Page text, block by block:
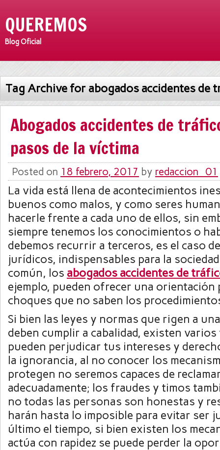
QUEREMOS
Blog Oficial
Tag Archive for abogados accidentes de
Abogados accidentes de
pasos de la víctima
Posted on 18 febrero, 2017 by redaccion_01
La vida está llena de acontecimientos
buenos como malos, y como seres
hacerle frente a cada uno de ellos, sin
siempre tenemos los conocimientos o
debemos recurrir a terceros, es el caso
jurídicos, indispensables para la
común, los abogados accidentes de
ejemplo, pueden ofrecer una orientación
choques que no saben los
Si bien las leyes y normas que rigen a
deben cumplir a cabalidad, existen
pueden perjudicar tus intereses y
la ignorancia, al no conocer los
protegen no seremos capaces de
adecuadamente; los fraudes y timos
no todas las personas son honestas y
harán hasta lo imposible para evitar ser
último el tiempo, si bien existen los
actúa con rapidez se puede perder la